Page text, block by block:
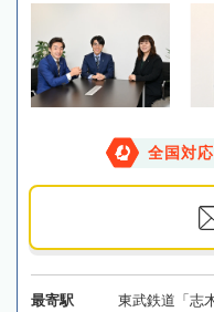
全国対応
最寄駅 東武鉄道「志